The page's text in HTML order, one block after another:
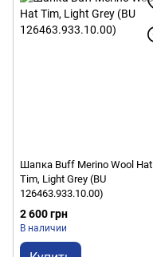
Шапка Buff Merino Wool Hat
Tim, Light Grey (BU
126463.933.10.00)
2 600 грн
В наличии